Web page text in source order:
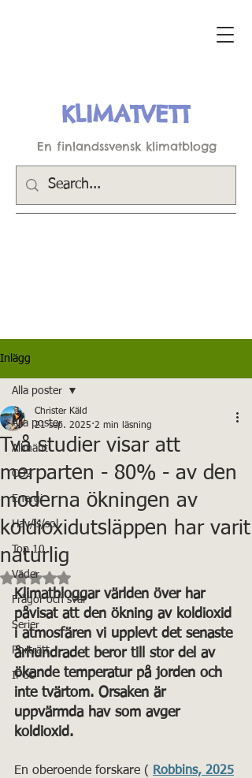
KLIMATVETT
En finlandssvensk klimatblogg
Inlägg
Alla poster
Allmänt
CO2
Energi
Hav/is/sol
Top 10
Väder
Frågor och svar
Serier
Porträtt
IPCC
Alla poster
Två studier visar att
merparten - 80% - av den
moderna ökningen av
koldioxidutsläppen har varit
naturlig
Christer Käld
21 sep. 2025 2 min läsning
Betygsatt till NaN av 5 stjärnor.
Klimatbloggar världen över har
påvisat att den ökning av koldioxid
i atmosfären vi upplevt det senaste
århundradet beror till stor del av
ökande temperatur på jorden och
inte tvärtom. Orsaken är
uppvärmda hav som avger
koldioxid.
En oberoende forskare (
Robbins, 2025